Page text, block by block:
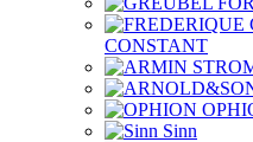
CONSTANT
Sinn